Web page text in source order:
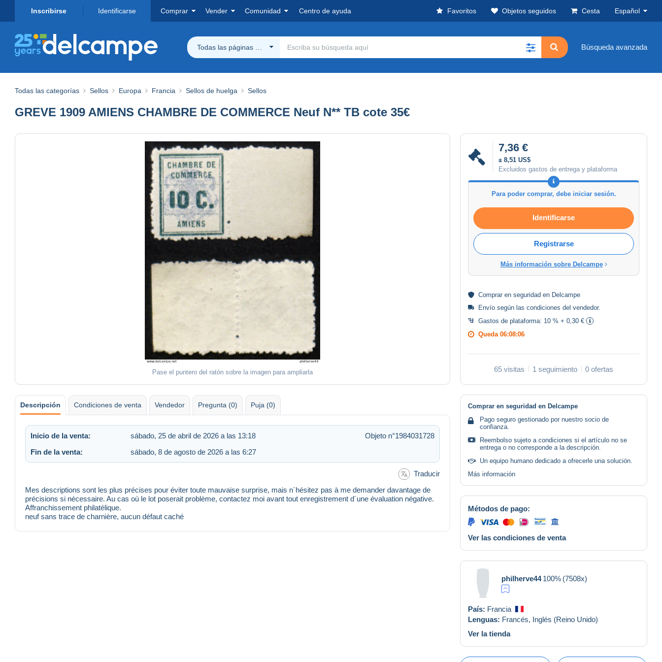
Inscribirse Identificarse Comprar Vender Comunidad Centro de ayuda Favoritos Objetos seguidos Cesta Español
Todas las páginas Delcampe Búsqueda avanzada
Todas las categorías Sellos Europa Francia Sellos de huelga Sellos
GREVE 1909 AMIENS CHAMBRE DE COMMERCE Neuf N** TB cote 35€
Pase el puntero del ratón sobre la imagen para ampliarla
7,36 €
± 8,51 US$
Excluidos gastos de entrega y plataforma
Para poder comprar, debe iniciar sesión.
Identificarse
Registrarse
Más información sobre Delcampe
Comprar en seguridad en Delcampe
Envío según las condiciones del vendedor.
Gastos de plataforma: 10 % + 0,30 €
Queda 06:08:05
65 visitas 1 seguimiento 0 ofertas
Descripción Condiciones de venta Vendedor Pregunta (0) Puja (0)
Inicio de la venta: sábado, 25 de abril de 2026 a las 13:18
Objeto n°1984031728
Fin de la venta:
sábado, 8 de agosto de 2026 a las 6:27
Traducir
Mes descriptions sont les plus précises pour éviter toute mauvaise surprise, mais n´hésitez pas à me demander davantage de
précisions si nécessaire. Au cas où le lot poserait problème, contactez moi avant tout enregistrement d´une évaluation négative.
Affranchissement philatélique.
neuf sans trace de charnière, aucun défaut caché
Comprar en seguridad en Delcampe
Pago seguro gestionado por nuestro socio de
confianza.
Reembolso sujeto a condiciones si el artículo no se
entrega o no corresponde a la descripción.
Un equipo humano dedicado a ofrecerle una solución.
Más información
Métodos de pago:
Ver las condiciones de venta
philherve44 100% (7508x)
País: Francia
Lenguas: Francés, Inglés (Reino Unido)
Ver la tienda